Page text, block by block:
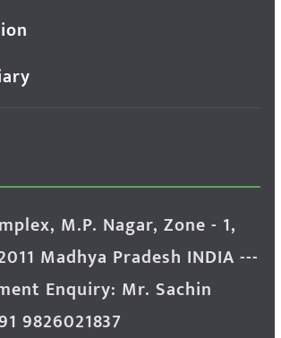
M.P. Nagar, Zone - 1,
Madhya Pradesh INDIA ---
Enquiry: Mr. Sachin
9826021837